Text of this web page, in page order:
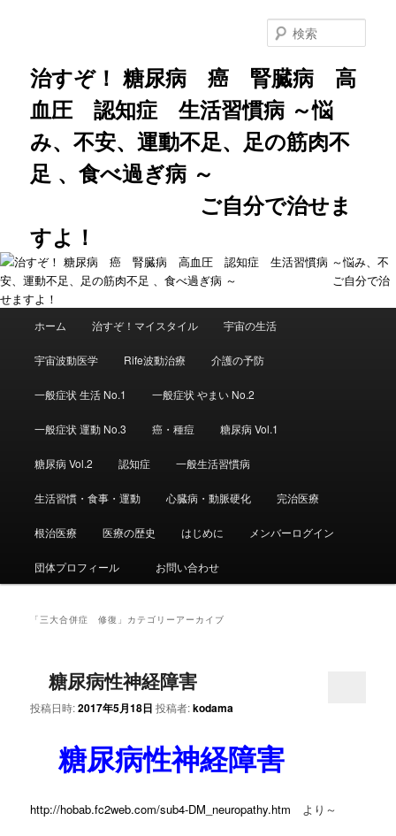
治すぞ！ 糖尿病 癌 腎臓病 高
血圧 認知症 生活習慣病 ～悩
み、不安、運動不足、足の筋肉不
足 、食べ過ぎ病 ～
ご自分で治せま
すよ！
索
ホーム 治すぞ！マイスタイル 宇宙の生活
宇宙波動医学 Rife波動治療 介護の予防
一般症状 生活 No.1 一般症状 やまい No.2
一般症状 運動 No.3 癌・種痘 糖尿病 Vol.1
糖尿病 Vol.2 認知症 一般生活習慣病
生活習慣・食事・運動 心臓病・動脈硬化 完治医療
根治医療 医療の歴史 はじめに メンバーログイン
団体プロフィール お問い合わせ
「 三大合併症 修復 」カテゴリーアーカイブ
糖尿病性神経障害
投稿日時:2017年5月18日 投稿者:kodama
糖尿病性神経障害
http://hobab.fc2web.com/sub4-DM_neuropathy.htm より～